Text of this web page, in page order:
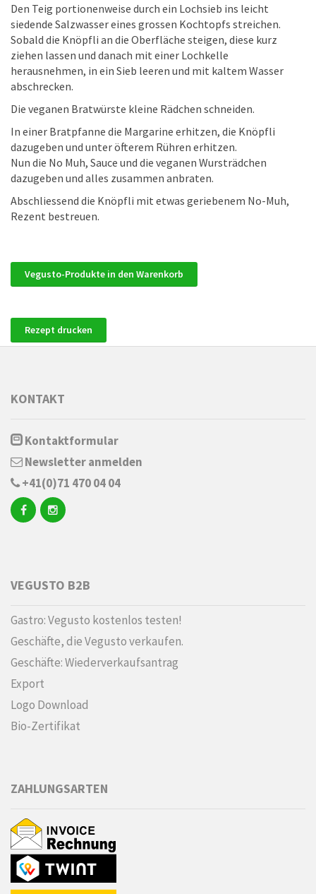
Den Teig portionenweise durch ein Lochsieb ins leicht
siedende Salzwasser eines grossen Kochtopfs streichen.
Sobald die Knöpfli an die Oberfläche steigen, diese kurz
ziehen lassen und danach mit einer Lochkelle
herausnehmen, in ein Sieb leeren und mit kaltem Wasser
abschrecken.
Die veganen Bratwürste kleine Rädchen schneiden.
In einer Bratpfanne die Margarine erhitzen, die Knöpfli
dazugeben und unter öfterem Rühren erhitzen.
Nun die No Muh, Sauce und die veganen Wursträdchen
dazugeben und alles zusammen anbraten.
Abschliessend die Knöpfli mit etwas geriebenem No-Muh,
Rezent bestreuen.
Vegusto-Produkte in den Warenkorb
Rezept drucken
KONTAKT
Kontaktformular
Newsletter anmelden
+41(0)71 470 04 04
VEGUSTO B2B
Gastro: Vegusto kostenlos testen!
Geschäfte, die Vegusto verkaufen.
Geschäfte: Wiederverkaufsantrag
Export
Logo Download
Bio-Zertifikat
ZAHLUNGSARTEN